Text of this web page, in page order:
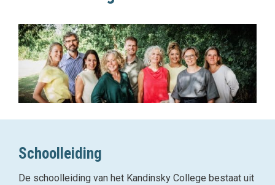
Schoolleiding
De schoolleiding van het Kandinsky College bestaat uit